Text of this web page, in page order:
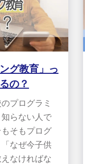
グ教育」っ
の？
プログラミ
らない人で
そもプログ
なぜ今子供
なければな